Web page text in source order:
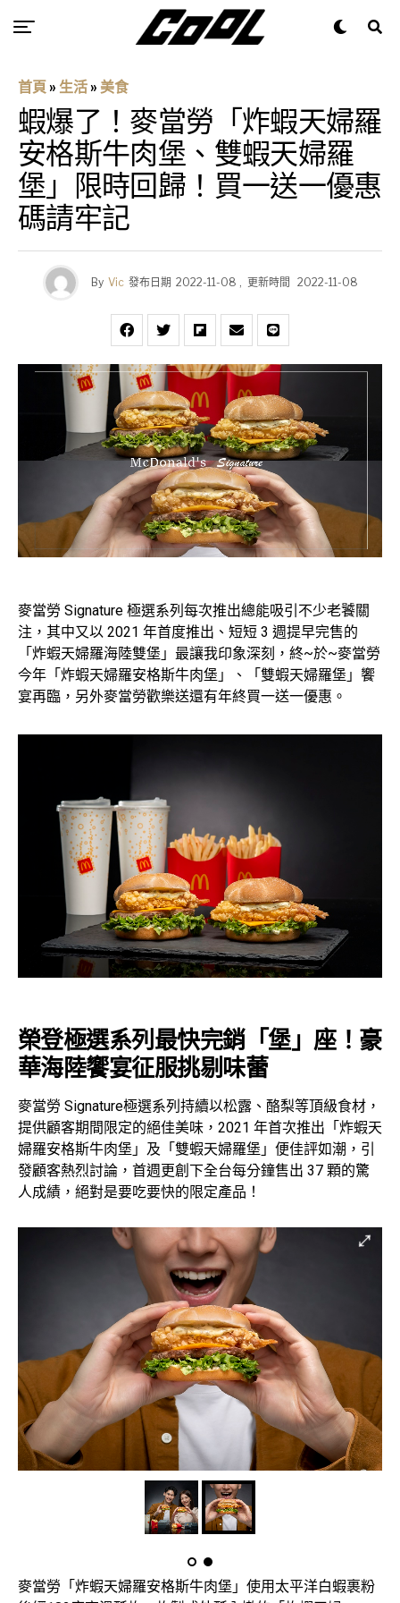
首頁 » 生活 » 美食
蝦爆了！麥當勞「炸蝦天婦羅
安格斯牛肉堡、雙蝦天婦羅
堡」限時回歸！買一送一優惠
碼請牢記
By Vic 發布日期 2022-11-08 , 更新時間 2022-11-08
麥當勞 Signature 極選系列每次推出總能吸引不少老饕關
注，其中又以 2021 年首度推出、短短 3 週提早完售的
「炸蝦天婦羅海陸雙堡」最讓我印象深刻，終~於~麥當勞
今年「炸蝦天婦羅安格斯牛肉堡」、「雙蝦天婦羅堡」饗
宴再臨，另外麥當勞歡樂送還有年終買一送一優惠。
榮登極選系列最快完銷「堡」座！豪
華海陸饗宴征服挑剔味蕾
麥當勞 Signature極選系列持續以松露、酪梨等頂級食材，
提供顧客期間限定的絕佳美味，2021 年首次推出「炸蝦天
婦羅安格斯牛肉堡」及「雙蝦天婦羅堡」便佳評如潮，引
發顧客熱烈討論，首週更創下全台每分鐘售出 37 顆的驚
人成績，絕對是要吃要快的限定產品！
麥當勞「炸蝦天婦羅安格斯牛肉堡」使用太平洋白蝦裹粉